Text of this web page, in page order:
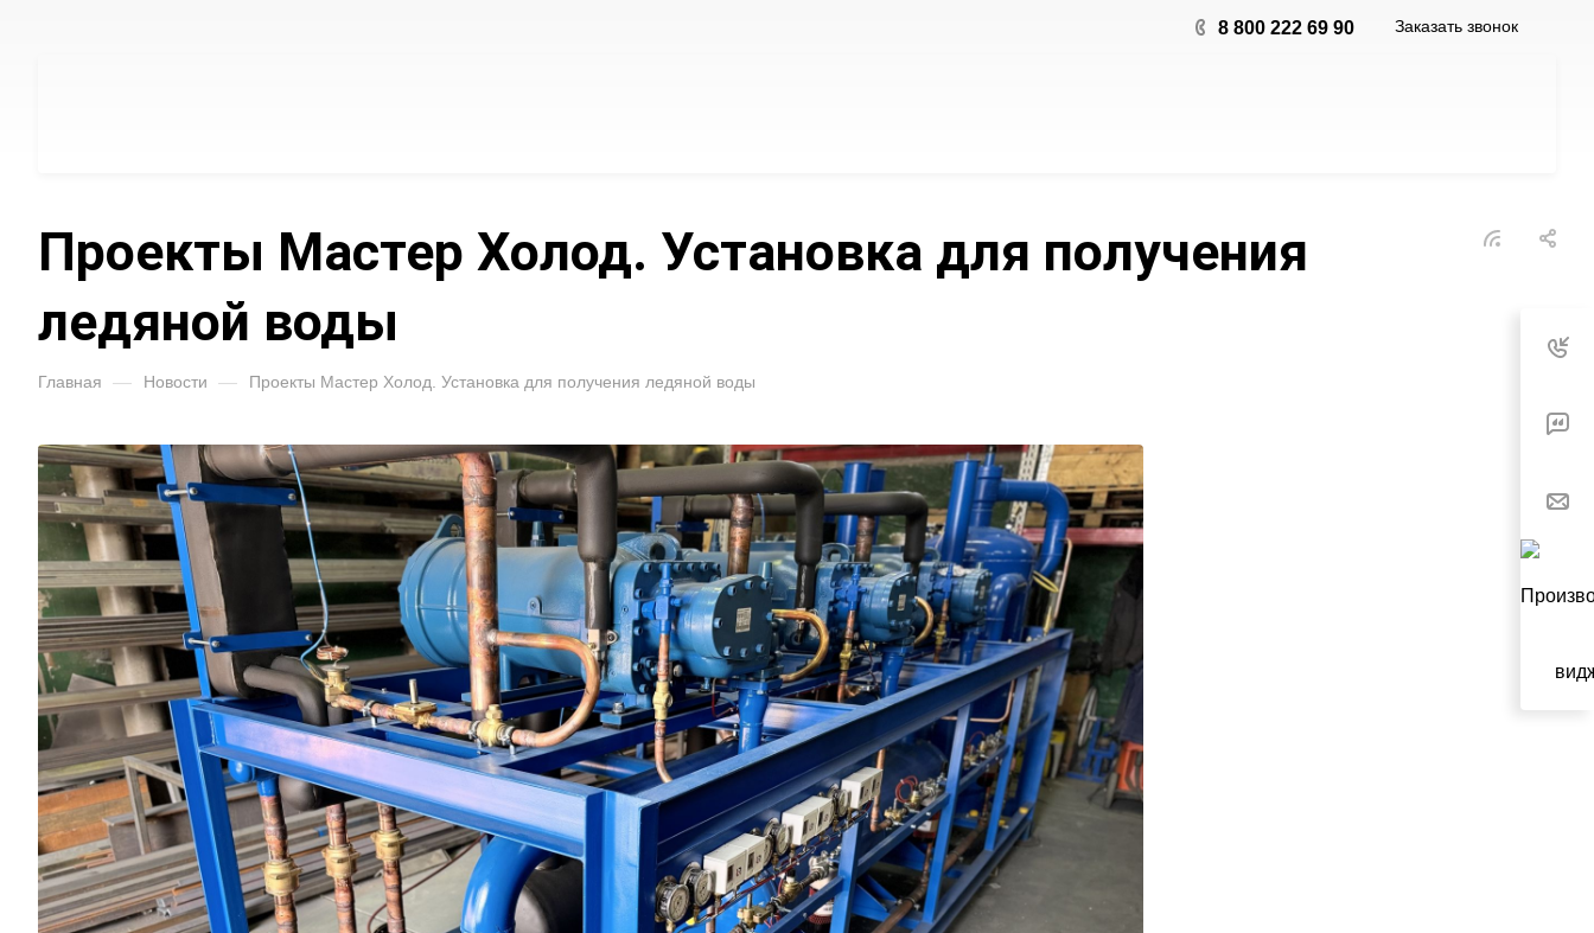
8 800 222 69 90 Заказать звонок
Проекты Мастер Холод. Установка для получения
ледяной воды
Главная — Новости — Проекты Мастер Холод. Установка для получения ледяной воды